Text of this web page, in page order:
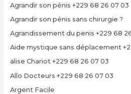
Agrandir son pénis +229 68 26 07 03
Agrandir son pénis sans chirurgie ?
Agrandissement du penis +229 68
Aide mystique sans déplacement
alise Chariot +229 68 26 07 03
Allo Docteurs +229 68 26 07 03
Argent Facile